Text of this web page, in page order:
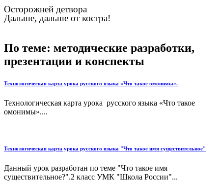
Осторожней детвора
Дальше, дальше от костра!
По теме: методические разработки,
презентации и конспекты
Технологическая карта урока русского языка «Что такое омонимы».
Технологическая карта урока русского языка «Что такое
омонимы»....
Технологическая карта урока русского языка "Что такое имя существительное"
Данный урок разработан по теме "Что такое имя
существительное?".2 класс УМК "Школа России"...